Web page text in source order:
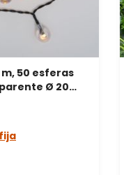
50 esferas
Ø 20